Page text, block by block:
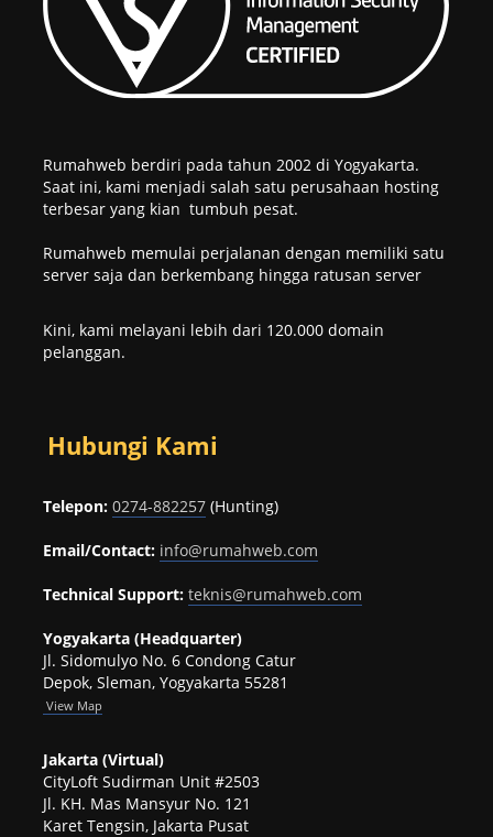
Rumahweb berdiri pada tahun 2002 di Yogyakarta.
Saat ini, kami menjadi salah satu perusahaan hosting
terbesar yang kian tumbuh pesat.
Rumahweb memulai perjalanan dengan memiliki satu
server saja dan berkembang hingga ratusan server
Kini, kami melayani lebih dari 120.000 domain
pelanggan.
Hubungi Kami
Telepon: 0274-882257 (Hunting)
Email/Contact: info@rumahweb.com
Technical Support: teknis@rumahweb.com
Yogyakarta (Headquarter)
Jl. Sidomulyo No. 6 Condong Catur
Depok, Sleman, Yogyakarta 55281
View Map
Jakarta (Virtual)
CityLoft Sudirman Unit #2503
Jl. KH. Mas Mansyur No. 121
Karet Tengsin, Jakarta Pusat